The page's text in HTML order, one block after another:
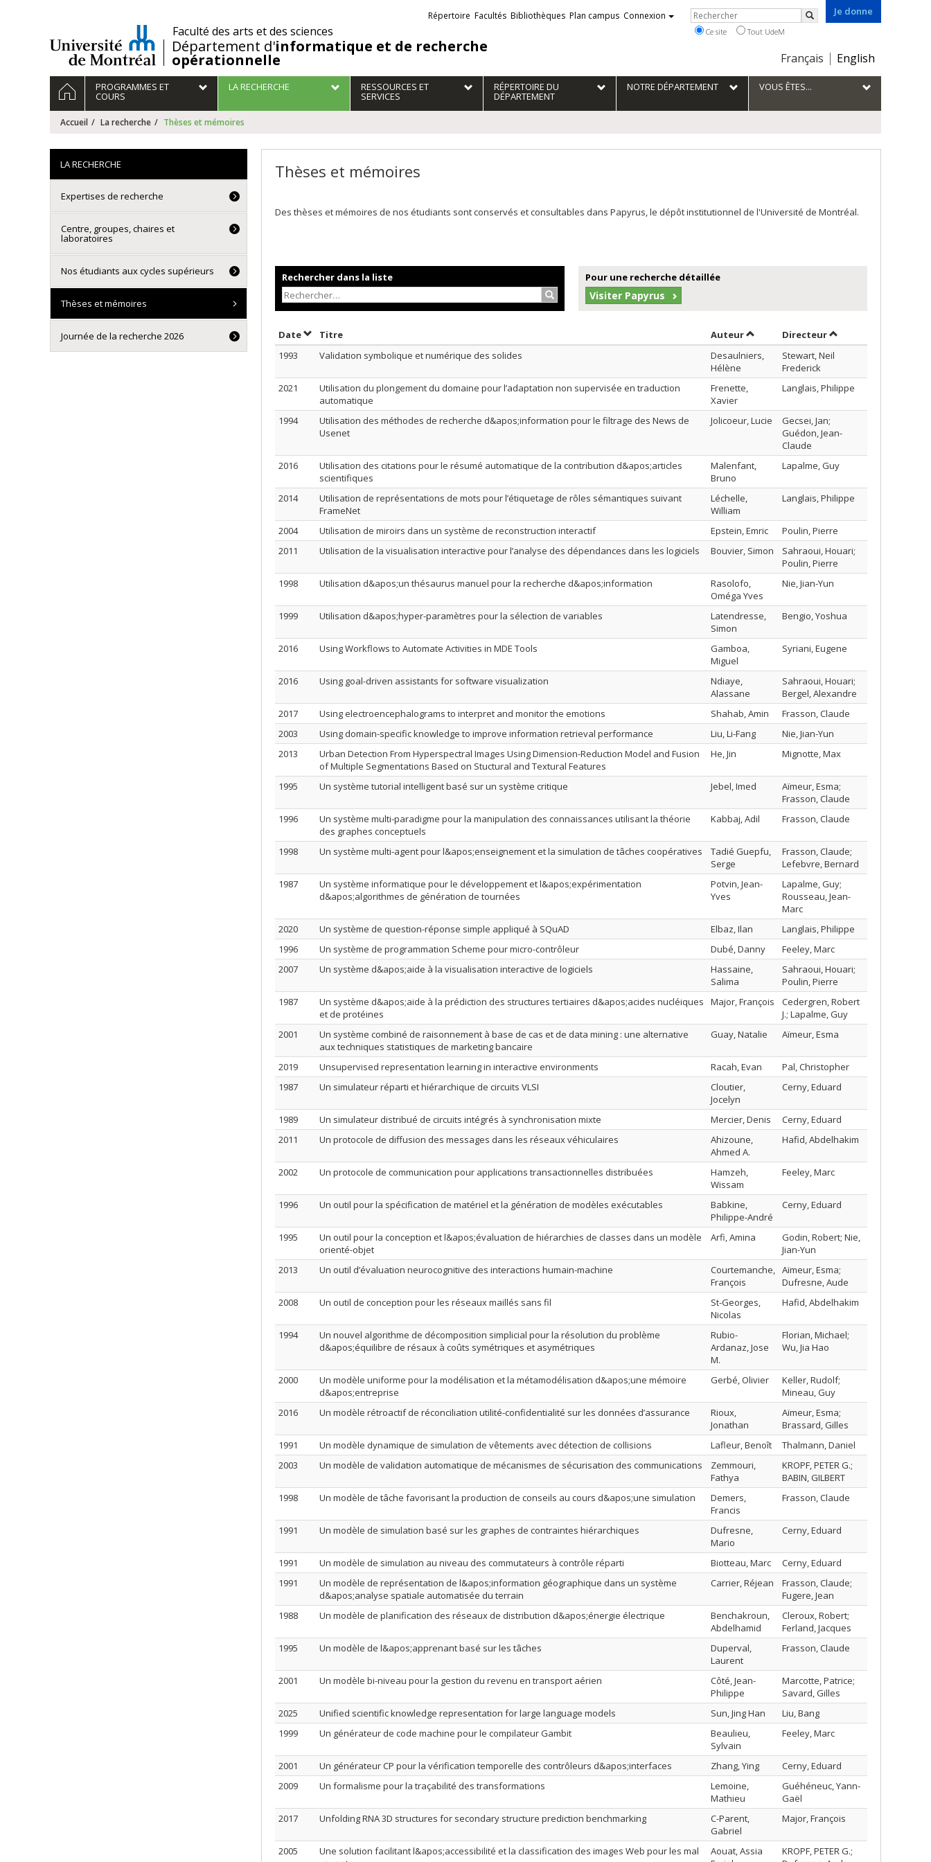
/Faculté des arts et des sciences
Département d'informatique et de recherche
opérationnelle
Je donne
Choix
la
langue
Français English
Liens
externes
Répertoire Facultés Bibliothèques Plan campus Connexion Rechercher
Rechercher
Ce site Tout UdeM
Navigation
principale
ACCUEILPROGRAMMES ET
COURS
LA RECHERCHE RESSOURCES ET
SERVICES
RÉPERTOIRE DU
DÉPARTEMENT
NOTRE DÉPARTEMENT VOUS ÊTES...
Accueil La recherche Thèses et mémoires
Thèses et mémoires
Des thèses et mémoires de nos étudiants sont conservés et consultables dans Papyrus, le dépôt institutionnel de l'Université de Montréal.
Rechercher dans la liste
Rechercher…
Pour une recherche détaillée
Visiter Papyrus
DateTrier par date en ordre décroissant
Titre AuteurTrier par auteur en ordre décroissant
Directeurpar contributeur en
1993
Validation symbolique et numérique des solides
Desaulniers,
Hélène
Stewart, Neil
Frederick
2021
Utilisation du plongement du domaine pour l’adaptation non supervisée en traduction
automatique
Frenette,
Xavier
Langlais, Philippe
1994
Utilisation des méthodes de recherche d&apos;information pour le filtrage des News de
Usenet
Jolicoeur, Lucie
Gecsei, Jan;
Guédon, Jean-
Claude
2016
Utilisation des citations pour le résumé automatique de la contribution d&apos;articles
scientifiques
Malenfant,
Bruno
Lapalme, Guy
2014
Utilisation de représentations de mots pour l’étiquetage de rôles sémantiques suivant
FrameNet
Léchelle,
William
Langlais, Philippe
2004 Utilisation de miroirs dans un système de reconstruction interactif Epstein, Emric
Poulin, Pierre
2011
Utilisation de la visualisation interactive pour l’analyse des dépendances dans les logiciels Bouvier, Simon
Sahraoui, Houari;
Poulin, Pierre
1998
Utilisation d&apos;un thésaurus manuel pour la recherche d&apos;information
Rasolofo,
Oméga Yves
Nie, Jian-Yun
1999 Utilisation d&apos;hyper-paramètres pour la sélection de variables
Latendresse,
Simon
Bengio, Yoshua
2016 Using Workflows to Automate Activities in MDE Tools
Gamboa,
Miguel
Syriani, Eugene
2016 Using goal-driven assistants for software visualization
Ndiaye,
Alassane
Sahraoui, Houari;
Bergel, Alexandre
2017
Using electroencephalograms to interpret and monitor the emotions Shahab, Amin
Frasson, Claude
2003
Using domain-specific knowledge to improve information retrieval performance Liu, Li-Fang
Nie, Jian-Yun
2013
Urban Detection From Hyperspectral Images Using Dimension-Reduction Model and Fusion
of Multiple Segmentations Based on Stuctural and Textural Features
He, Jin Mignotte, Max
1995 Un système tutorial intelligent basé sur un système critique Jebel, Imed
Aïmeur, Esma;
Frasson, Claude
1996
Un système multi-paradigme pour la manipulation des connaissances utilisant la théorie
des graphes conceptuels
Kabbaj, Adil Frasson, Claude
1998 Un système multi-agent pour l&apos;enseignement et la simulation de tâches coopératives
Tadié Guepfu,
Serge
Frasson, Claude;
Lefebvre, Bernard
1987
Un système informatique pour le développement et l&apos;expérimentation
d&apos;algorithmes de génération de tournées
Potvin, Jean-
Yves
Lapalme, Guy;
Rousseau, Jean-
Marc
2020
Un système de question-réponse simple appliqué à SQuAD Elbaz, Ilan
Langlais, Philippe
1996
Un système de programmation Scheme pour micro-contrôleur Dubé, Danny
Feeley, Marc
2007
Un système d&apos;aide à la visualisation interactive de logiciels
Hassaine,
Salima
Sahraoui, Houari;
Poulin, Pierre
1987
Un système d&apos;aide à la prédiction des structures tertiaires d&apos;acides nucléiques
et de protéines
Major, François
Cedergren, Robert
J.; Lapalme, Guy
2001
Un système combiné de raisonnement à base de cas et de data mining : une alternative
aux techniques statistiques de marketing bancaire
Guay, Natalie Aïmeur, Esma
2019 Unsupervised representation learning in interactive environments Racah, Evan
Pal, Christopher
1987
Un simulateur réparti et hiérarchique de circuits VLSI
Cloutier,
Jocelyn
Cerny, Eduard
1989 Un simulateur distribué de circuits intégrés à synchronisation mixte Mercier, Denis
Cerny, Eduard
2011
Un protocole de diffusion des messages dans les réseaux véhiculaires
Ahizoune,
Ahmed A.
Hafid, Abdelhakim
2002 Un protocole de communication pour applications transactionnelles distribuées
Hamzeh,
Wissam
Feeley, Marc
1996 Un outil pour la spécification de matériel et la génération de modèles exécutables
Babkine,
Philippe-André
Cerny, Eduard
1995
Un outil pour la conception et l&apos;évaluation de hiérarchies de classes dans un modèle
orienté-objet
Arfi, Amina
Godin, Robert; Nie,
Jian-Yun
2013
Un outil d’évaluation neurocognitive des interactions humain-machine
Courtemanche,
François
Aïmeur, Esma;
Dufresne, Aude
2008
Un outil de conception pour les réseaux maillés sans fil
St-Georges,
Nicolas
Hafid, Abdelhakim
1994
Un nouvel algorithme de décomposition simplicial pour la résolution du problème
d&apos;équilibre de résaux à coûts symétriques et asymétriques
Rubio-
Ardanaz, Jose
M.
Florian, Michael;
Wu, Jia Hao
2000
Un modèle uniforme pour la modélisation et la métamodélisation d&apos;une mémoire
d&apos;entreprise
Gerbé, Olivier
Keller, Rudolf;
Mineau, Guy
2016
Un modèle rétroactif de réconciliation utilité-confidentialité sur les données d’assurance
Rioux,
Jonathan
Aïmeur, Esma;
Brassard, Gilles
1991
Un modèle dynamique de simulation de vêtements avec détection de collisions Lafleur, Benoît
Thalmann, Daniel
2003
Un modèle de validation automatique de mécanismes de sécurisation des communications
Zemmouri,
Fathya
KROPF, PETER G.;
BABIN, GILBERT
1998
Un modèle de tâche favorisant la production de conseils au cours d&apos;une simulation
Demers,
Francis
Frasson, Claude
1991 Un modèle de simulation basé sur les graphes de contraintes hiérarchiques
Dufresne,
Mario
Cerny, Eduard
1991 Un modèle de simulation au niveau des commutateurs à contrôle réparti Biotteau, Marc
Cerny, Eduard
1991
Un modèle de représentation de l&apos;information géographique dans un système
d&apos;analyse spatiale automatisée du terrain
Carrier, Réjean
Frasson, Claude;
Fugere, Jean
1988
Un modèle de planification des réseaux de distribution d&apos;énergie électrique
Benchakroun,
Abdelhamid
Cleroux, Robert;
Ferland, Jacques
1995
Un modèle de l&apos;apprenant basé sur les tâches
Duperval,
Laurent
Frasson, Claude
2001 Un modèle bi-niveau pour la gestion du revenu en transport aérien
Côté, Jean-
Philippe
Marcotte, Patrice;
Savard, Gilles
2025
Unified scientific knowledge representation for large language models Sun, Jing Han
Liu, Bang
1999
Un générateur de code machine pour le compilateur Gambit
Beaulieu,
Sylvain
Feeley, Marc
2001 Un générateur CP pour la vérification temporelle des contrôleurs d&apos;interfaces Zhang, Ying
Cerny, Eduard
2009
Un formalisme pour la traçabilité des transformations
Lemoine,
Mathieu
Guéhéneuc, Yann-
Gaël
2017
Unfolding RNA 3D structures for secondary structure prediction benchmarking
C-Parent,
Gabriel
Major, François
2005
Une solution facilitant l&apos;accessibilité et la classification des images Web pour les mal
Aouat, Assia
KROPF, PETER G.;
LA RECHERCHE
Expertises de recherche
Centre, groupes, chaires et
laboratoires
Nos étudiants aux cycles supérieurs
Thèses et mémoires
Journée de la recherche 2026